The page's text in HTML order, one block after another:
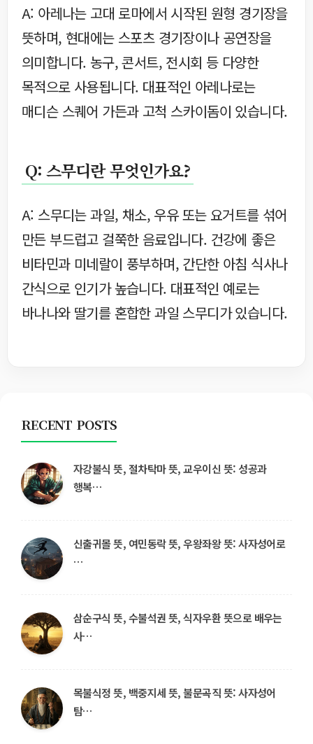
A: 아레나는 고대 로마에서 시작된 원형 경기장을
뜻하며, 현대에는 스포츠 경기장이나 공연장을
의미합니다. 농구, 콘서트, 전시회 등 다양한
목적으로 사용됩니다. 대표적인 아레나로는
매디슨 스퀘어 가든과 고척 스카이돔이 있습니다.
Q: 스무디란 무엇인가요?
A: 스무디는 과일, 채소, 우유 또는 요거트를 섞어
만든 부드럽고 걸쭉한 음료입니다. 건강에 좋은
비타민과 미네랄이 풍부하며, 간단한 아침 식사나
간식으로 인기가 높습니다. 대표적인 예로는
바나나와 딸기를 혼합한 과일 스무디가 있습니다.
RECENT POSTS
자강불식 뜻, 절차탁마 뜻, 교우이신 뜻: 성공과
행복…
신출귀몰 뜻, 여민동락 뜻, 우왕좌왕 뜻: 사자성어로
…
삼순구식 뜻, 수불석권 뜻, 식자우환 뜻으로 배우는
사…
목불식정 뜻, 백중지세 뜻, 불문곡직 뜻: 사자성어
탐…